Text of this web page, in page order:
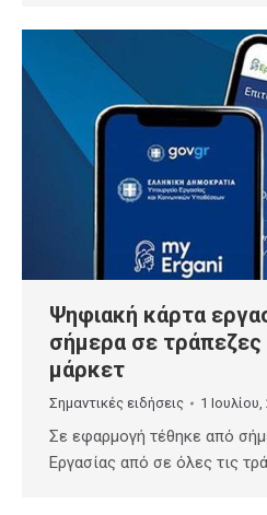
Ψηφιακή κάρτα
σήμερα σε τράπεζες
μάρκετ
Σημαντικές ειδήσεις 1
Σε εφαρμογή τέθηκε από
Εργασίας από σε όλες τις